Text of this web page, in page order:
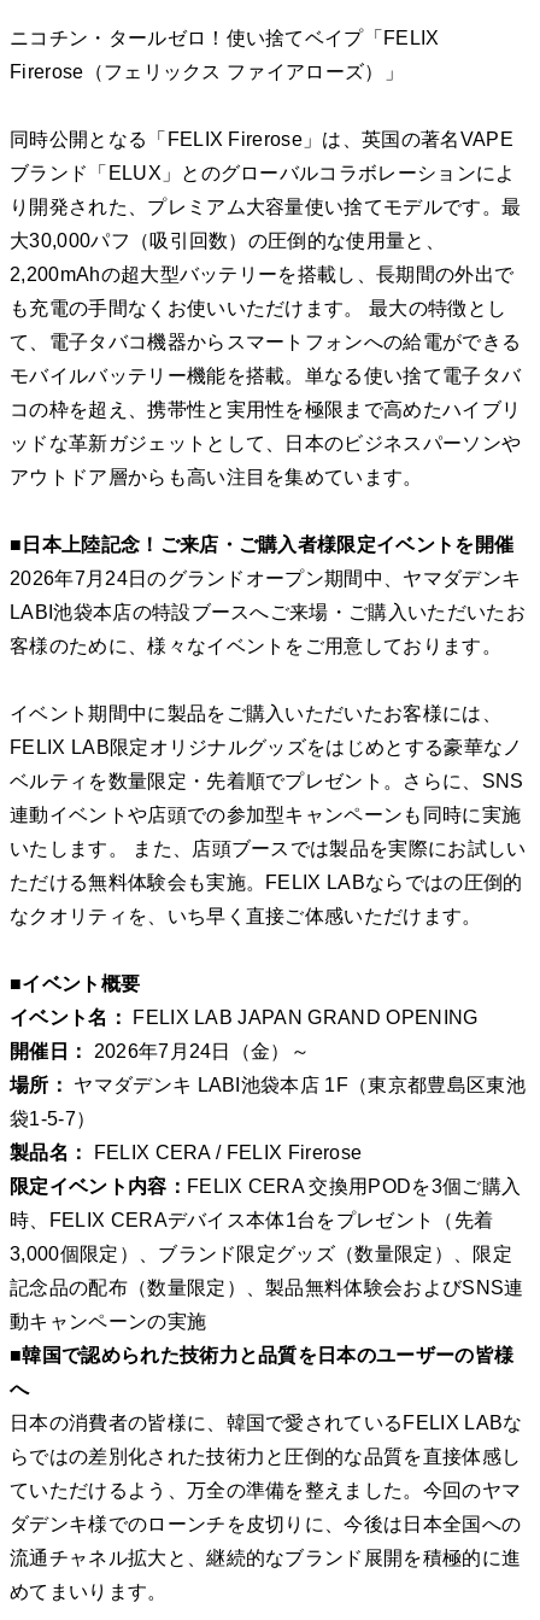
ニコチン・タールゼロ！使い捨てベイプ「FELIX
Firerose（フェリックス ファイアローズ）」
同時公開となる「FELIX Firerose」は、英国の著名VAPE
ブランド「ELUX」とのグローバルコラボレーションによ
り開発された、プレミアム大容量使い捨てモデルです。最
大30,000パフ（吸引回数）の圧倒的な使用量と、
2,200mAhの超大型バッテリーを搭載し、長期間の外出で
も充電の手間なくお使いいただけます。 最大の特徴とし
て、電子タバコ機器からスマートフォンへの給電ができる
モバイルバッテリー機能を搭載。単なる使い捨て電子タバ
コの枠を超え、携帯性と実用性を極限まで高めたハイブリ
ッドな革新ガジェットとして、日本のビジネスパーソンや
アウトドア層からも高い注目を集めています。
■日本上陸記念！ご来店・ご購入者様限定イベントを開催
2026年7月24日のグランドオープン期間中、ヤマダデンキ
LABI池袋本店の特設ブースへご来場・ご購入いただいたお
客様のために、様々なイベントをご用意しております。
イベント期間中に製品をご購入いただいたお客様には、
FELIX LAB限定オリジナルグッズをはじめとする豪華なノ
ベルティを数量限定・先着順でプレゼント。さらに、SNS
連動イベントや店頭での参加型キャンペーンも同時に実施
いたします。 また、店頭ブースでは製品を実際にお試しい
ただける無料体験会も実施。FELIX LABならではの圧倒的
なクオリティを、いち早く直接ご体感いただけます。
■イベント概要
イベント名：
FELIX LAB JAPAN GRAND OPENING
開催日：
2026年7月24日（金）～
場所：
ヤマダデンキ LABI池袋本店 1F（東京都豊島区東池
袋1-5-7）
製品名：
FELIX CERA / FELIX Firerose
限定イベント内容： FELIX CERA 交換用PODを3個ご購入
時、FELIX CERAデバイス本体1台をプレゼント（先着
3,000個限定）、ブランド限定グッズ（数量限定）、限定
記念品の配布（数量限定）、製品無料体験会およびSNS連
動キャンペーンの実施
■韓国で認められた技術力と品質を日本のユーザーの皆様
へ
日本の消費者の皆様に、韓国で愛されているFELIX LABな
らではの差別化された技術力と圧倒的な品質を直接体感し
ていただけるよう、万全の準備を整えました。今回のヤマ
ダデンキ様でのローンチを皮切りに、今後は日本全国への
流通チャネル拡大と、継続的なブランド展開を積極的に進
めてまいります。